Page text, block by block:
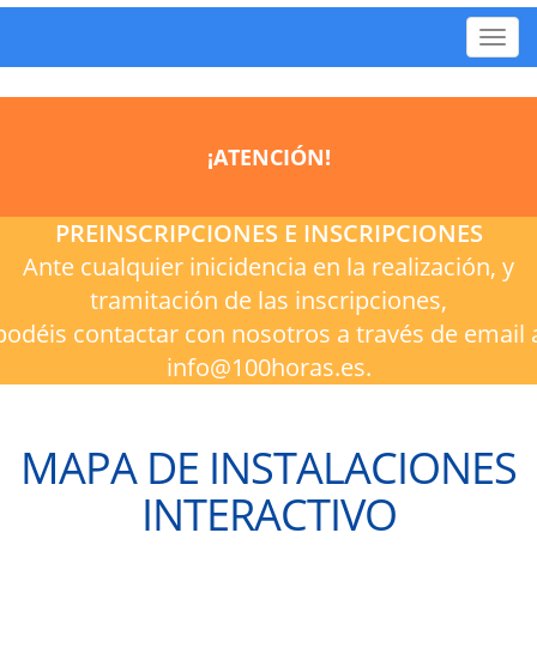
¡ATENCIÓN!
PREINSCRIPCIONES E INSCRIPCIONES
Ante cualquier inicidencia en la realización, y
tramitación de las inscripciones,
contactar con nosotros a través de email
info@100horas.es.
MAPA DE INSTALACIONES
INTERACTIVO